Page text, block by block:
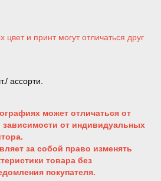
цвет и принт могут отличаться друг
ассорти.
может отличаться от
зависимости от индивидуальных
за собой право изменять
товара без
покупателя.